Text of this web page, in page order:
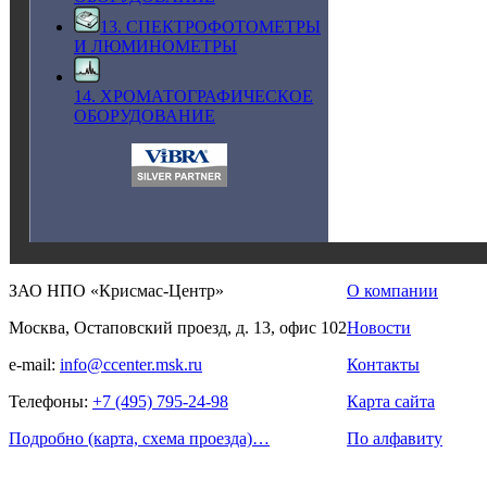
13. СПЕКТРОФОТОМЕТРЫ
И ЛЮМИНОМЕТРЫ
14. ХРОМАТОГРАФИЧЕСКОЕ
ОБОРУДОВАНИЕ
ЗАО НПО «Крисмас-Центр»
Москва, Остаповский проезд, д. 13, офис 102
e-mail: info@ccenter.msk.ru
Телефоны: +7 (495) 795-24-98
Подробно (карта, схема проезда)…
О компании
Новости
Контакты
Карта сайта
По алфавиту